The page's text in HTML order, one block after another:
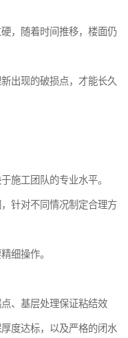
，随着时间推移，楼面仍
出现的破损点，才能长久
施工团队的专业水平。
针对不同情况制定合理方
细操作。
、基层处理保证粘结效
度达标，以及严格的闭水